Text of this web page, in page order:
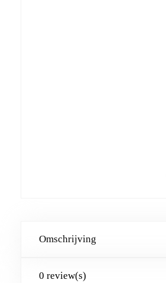
Omschrijving
0 review(s)